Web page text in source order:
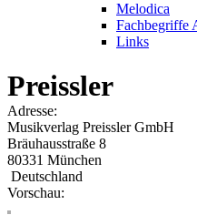
Melodica
Fachbegriffe
Links
Preissler
Adresse:
Musikverlag Preissler GmbH
Bräuhausstraße 8
80331 München
Deutschland
Vorschau: